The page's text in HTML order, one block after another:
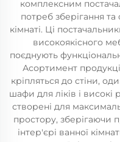
комплексним
потреб зберігання та
кімнаті. Ці
високоякісного
поєднують
Асортимент
кріпляться до стіни,
шафи для ліків і високі
створені для
простору, зберігаючи
інтер'єрі ванної